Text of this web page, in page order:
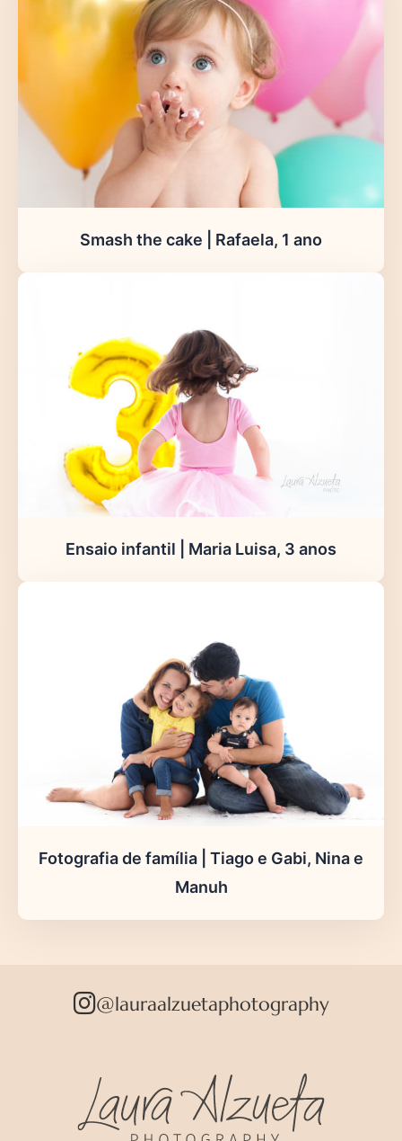
Smash the cake | Rafaela, 1 ano
Ensaio infantil | Maria Luisa, 3 anos
Fotografia de família | Tiago e Gabi, Nina e
Manuh
@lauraalzuetaphotography